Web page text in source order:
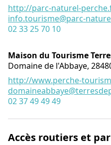
http://parc-naturel-
info.tourisme@parc-
02 33 25 70 10
Maison du Tourisme
Domaine de l'Abbaye,
http://www.perche-
02 37 49 49 49
Accès routiers et